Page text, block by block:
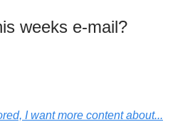
weeks e-mail?
I want more content about...